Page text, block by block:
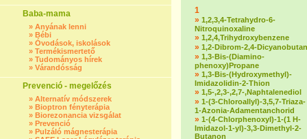
Baba-mama
» Anyának lenni
» Bébi
» Óvodások, iskolások
» Termékismertető
» Tudományos hírek
» Várandósság
Prevenció - megelőzés
» Alternatív módszerek
» Bioptron fényterápia
» Biorezonancia vizsgálat
» Prevenció
» Pulzáló mágnesterápia
1
» 1,2,3,4-Tetrahydro-6-
Nitroquinoxaline
» 1,2,4,Trihydroxybenzene
» 1,2-Dibrom-2,4-Dicyanobutan
» 1,3-Bis-(Diamino-
phenoxy)Propane
» 1,3-Bis-(Hydroxymethyl)-
Imidazolidin-2-Thion
» 1,5-,2,3-,2,7-,Naphtalenediol
» 1-(3-Chloroallyl)-3,5,7-Triaza-
1-Azonia-Adamentanchorid
» 1-(4-Chlorphenoxyl)-1-(1 H-
Imidazol-1-yl)-3,3-Dimethyl-2-
Butanon